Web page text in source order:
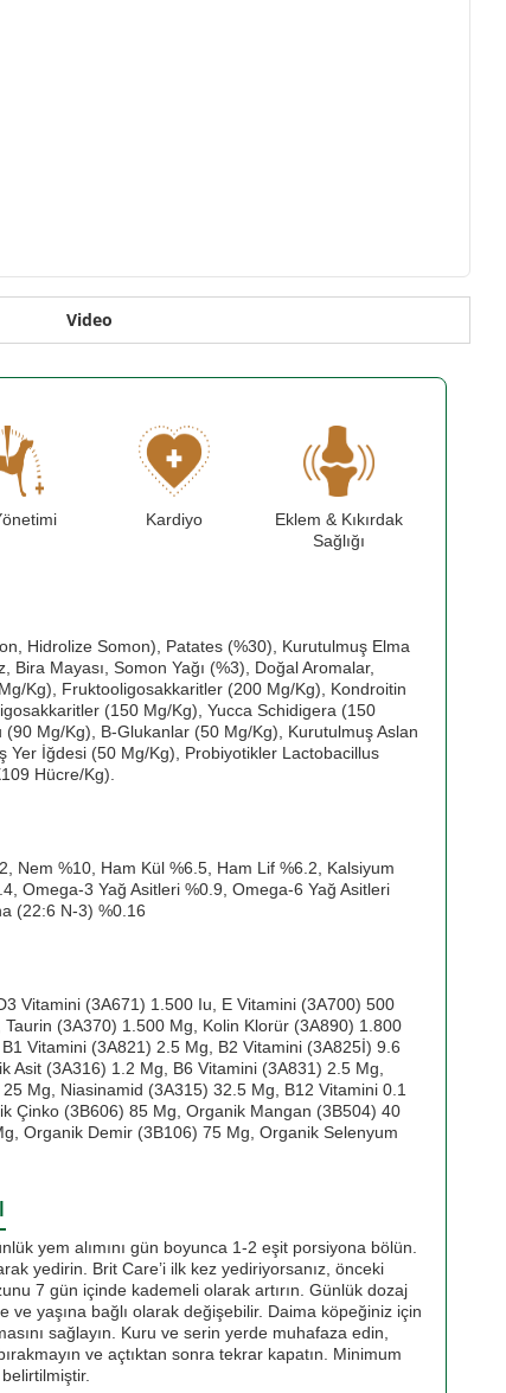
Video
Kardiyo
Eklem & Kıkırdak
Sağlığı
Hidrolize Somon), Patates (%30), Kurutulmuş Elma
Bira Mayası, Somon Yağı (%3), Doğal Aromalar,
Kg), Fruktooligosakkaritler (200 Mg/Kg), Kondroitin
(150 Mg/Kg), Yucca Schidigera (150
(90 Mg/Kg), Β-Glukanlar (50 Mg/Kg), Kurutulmuş Aslan
Yer İğdesi (50 Mg/Kg), Probiyotikler Lactobacillus
Hücre/Kg).
Nem %10, Ham Kül %6.5, Ham Lif %6.2, Kalsiyum
Omega-3 Yağ Asitleri %0.9, Omega-6 Yağ Asitleri
(22:6 N-3) %0.16
Vitamini (3A671) 1.500 Iu, E Vitamini (3A700) 500
(3A370) 1.500 Mg, Kolin Klorür (3A890) 1.800
Vitamini (3A821) 2.5 Mg, B2 Vitamini (3A825İ) 9.6
Asit (3A316) 1.2 Mg, B6 Vitamini (3A831) 2.5 Mg,
Mg, Niasinamid (3A315) 32.5 Mg, B12 Vitamini 0.1
Çinko (3B606) 85 Mg, Organik Mangan (3B504) 40
Organik Demir (3B106) 75 Mg, Organik Selenyum
yem alımını gün boyunca 1-2 eşit porsiyona bölün.
yedirin. Brit Care’i ilk kez yediriyorsanız, önceki
7 gün içinde kademeli olarak artırın. Günlük dozaj
ve yaşına bağlı olarak değişebilir. Daima köpeğiniz için
sağlayın. Kuru ve serin yerde muhafaza edin,
ve açtıktan sonra tekrar kapatın. Minimum